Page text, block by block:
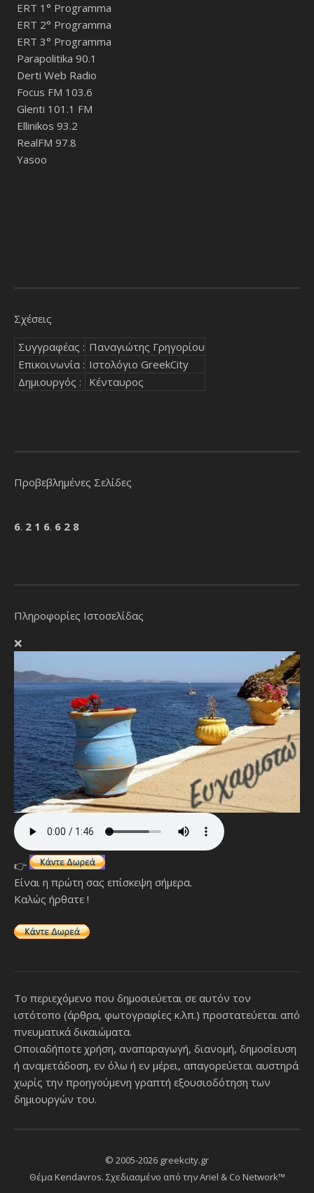
ERT 1° Programma
ERT 2° Programma
ERT 3° Programma
Parapolitika 90.1
Derti Web Radio
Focus FM 103.6
Glenti 101.1 FM
Ellinikos 93.2
RealFM 97.8
Yasoo
Σχέσεις
Συγγραφέας : Παναγιώτης Γρηγορίου
Επικοινωνία : Ιστολόγιο GreekCity
Δημιουργός :
Κένταυρος
Προβεβλημένες Σελίδες
6. 2 1 6. 6 2 8
Πληροφορίες Ιστοσελίδας
❌
👉
Είναι η πρώτη σας επίσκεψη σήμερα.
Καλώς ήρθατε !
Το περιεχόμενο που δημοσιεύεται σε αυτόν τον
ιστότοπο (άρθρα, φωτογραφίες κ.λπ.) προστατεύεται από
πνευματικά δικαιώματα.
Οποιαδήποτε χρήση, αναπαραγωγή, διανομή, δημοσίευση
ή αναμετάδοση, εν όλω ή εν μέρει, απαγορεύεται αυστηρά
χωρίς την προηγούμενη γραπτή εξουσιοδότηση των
δημιουργών του.
© 2005-2026 greekcity.gr
Θέμα Kendavros. Σχεδιασμένο από τηνAriel & Co Network™